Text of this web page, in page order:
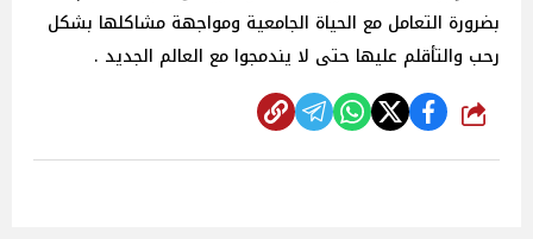
بضرورة التعامل مع الحياة الجامعية ومواجهة مشاكلها بشكل
رحب والتأقلم عليها حتى لا يندمجوا مع العالم الجديد .
شارك